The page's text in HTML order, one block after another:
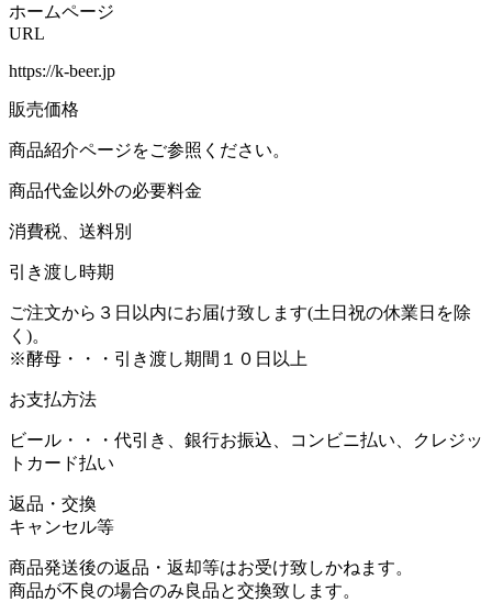
ホームページ
URL
https://k-beer.jp
販売価格
商品紹介ページをご参照ください。
商品代金以外の必要料金
消費税、送料別
引き渡し時期
ご注文から３日以内にお届け致します(土日祝の休業日を除
く)。
※酵母・・・引き渡し期間１０日以上
お支払方法
ビール・・・代引き、銀行お振込、コンビニ払い、クレジッ
トカード払い
返品・交換
キャンセル等
商品発送後の返品・返却等はお受け致しかねます。
商品が不良の場合のみ良品と交換致します。